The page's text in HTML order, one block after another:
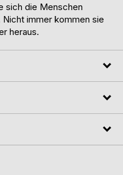
sich die Menschen
immer kommen sie
heraus.